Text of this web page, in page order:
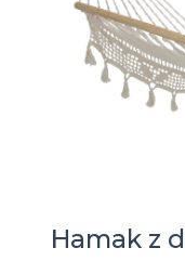
Hamak z